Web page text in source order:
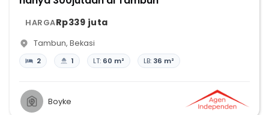
HARGARp339 juta
Tambun, Bekasi
2 1 LT: 60 m² LB: 36 m²
Boyke